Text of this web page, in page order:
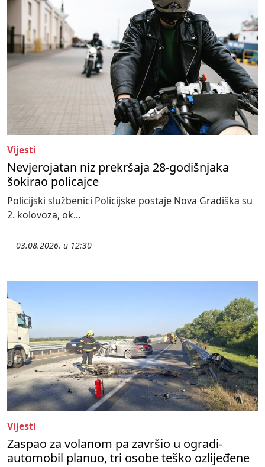
Vijesti
Nevjerojatan niz prekršaja 28-godišnjaka
šokirao policajce
Policijski službenici Policijske postaje Nova Gradiška su
2. kolovoza, ok...
03.08.2026. u 12:30
Vijesti
Zaspao za volanom pa završio u ogradi-
automobil planuo, tri osobe teško ozlijeđene